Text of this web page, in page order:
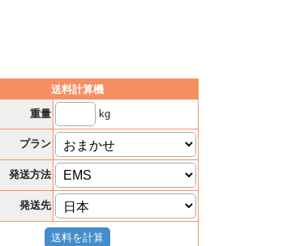
送料計算機
重量
kg
プラン
発送方法
発送先